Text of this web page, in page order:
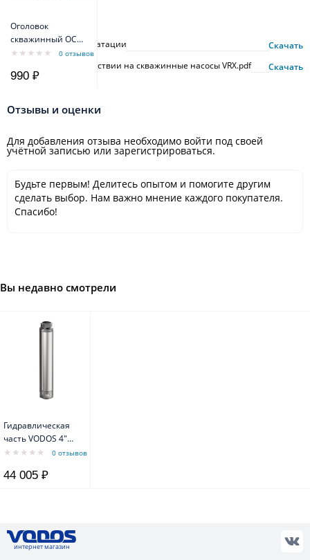
Оголовок
скважинный ОСП
130-140/40
0 отзывов
990 ₽
Инструкция по эксплуатации
Скачать
Декларация о соответствии на скважинные насосы VRX.pdf
Скачать
Отзывы и оценки
Для добавления отзыва необходимо войти под своей
учётной записью или зарегистрироваться.
Будьте первым! Делитесь опытом и помогите другим
сделать выбор. Нам важно мнение каждого покупателя.
Спасибо!
Вы недавно смотрели
Гидравлическая
часть VODOS 4"
VRX4 N/16 1,5 кВт
0 отзывов
44 005 ₽
интернет магазин